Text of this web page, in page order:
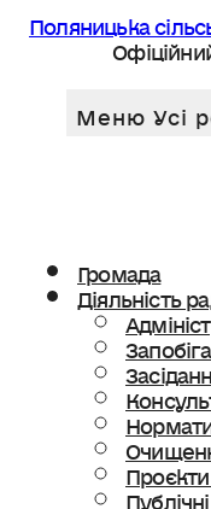
Поляницька
Громада
Діяльність